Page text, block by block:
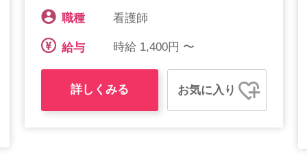
職種 看護師
給与 時給 1,400円 〜
詳しくみる お気に入り